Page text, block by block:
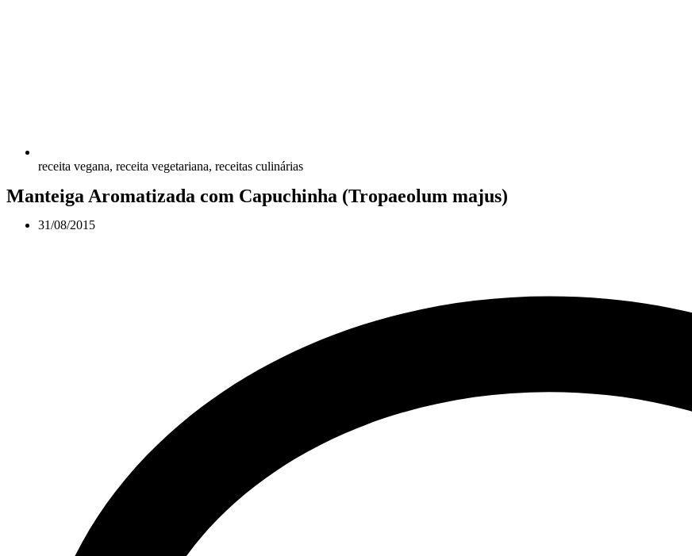
receita vegana, receita vegetariana, receitas culinárias
Manteiga Aromatizada com Capuchinha (Tropaeolum majus)
31/08/2015